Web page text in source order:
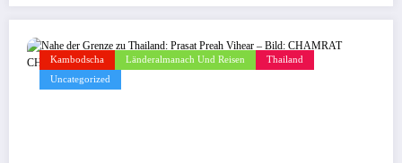
Kambodscha Länderalmanach Und Reisen
Thailand
Uncategorized